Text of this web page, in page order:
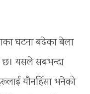
घटना बढेका बेला
छ। यसले सबभन्दा
यौनहिंसा भनेको